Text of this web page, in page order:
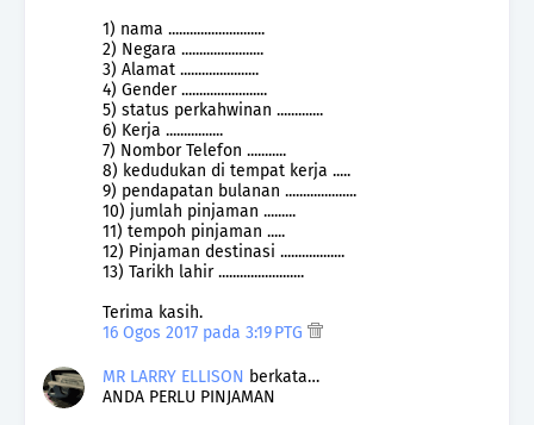
1) nama ...........................
2) Negara .......................
3) Alamat ......................
4) Gender ........................
5) status perkahwinan .............
6) Kerja ................
7) Nombor Telefon ...........
8) kedudukan di tempat kerja .....
9) pendapatan bulanan ....................
10) jumlah pinjaman .........
11) tempoh pinjaman .....
12) Pinjaman destinasi ..................
13) Tarikh lahir ........................
Terima kasih.
16 Ogos 2017 pada 3:19 PTG
MR LARRY ELLISON berkata…
ANDA PERLU PINJAMAN